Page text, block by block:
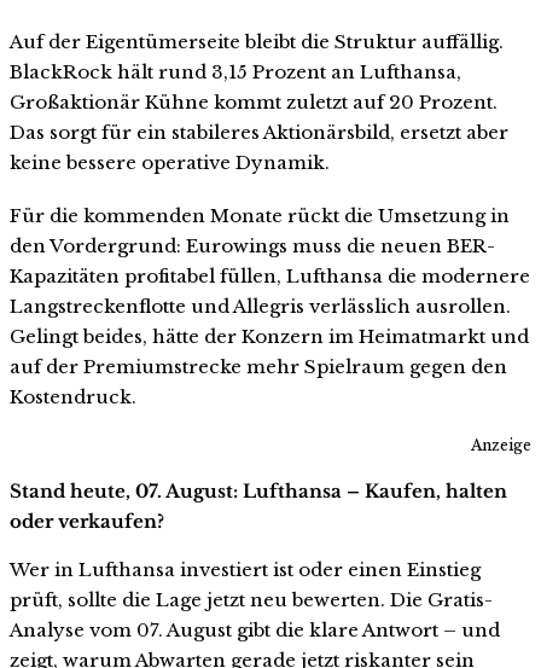
Auf der Eigentümerseite bleibt die Struktur auffällig.
BlackRock hält rund 3,15 Prozent an Lufthansa,
Großaktionär Kühne kommt zuletzt auf 20 Prozent.
Das sorgt für ein stabileres Aktionärsbild, ersetzt aber
keine bessere operative Dynamik.
Für die kommenden Monate rückt die Umsetzung in
den Vordergrund: Eurowings muss die neuen BER-
Kapazitäten profitabel füllen, Lufthansa die modernere
Langstreckenflotte und Allegris verlässlich ausrollen.
Gelingt beides, hätte der Konzern im Heimatmarkt und
auf der Premiumstrecke mehr Spielraum gegen den
Kostendruck.
Anzeige
Stand heute, 07. August: Lufthansa – Kaufen, halten
oder verkaufen?
Wer in Lufthansa investiert ist oder einen Einstieg
prüft, sollte die Lage jetzt neu bewerten. Die Gratis-
Analyse vom 07. August gibt die klare Antwort – und
zeigt, warum Abwarten gerade jetzt riskanter sein